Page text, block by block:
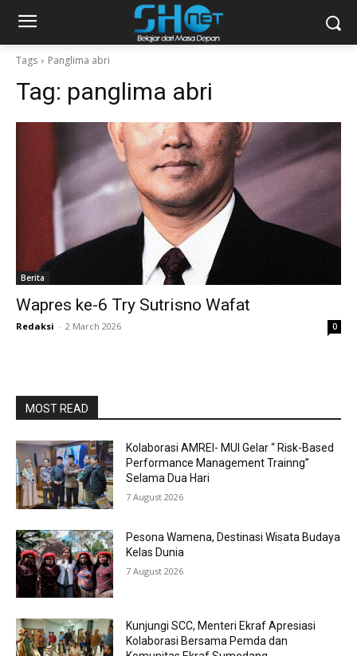
Tags Panglima abri
Tag: panglima abri
Berita
Wapres ke-6 Try Sutrisno Wafat
Redaksi - 2 March 2026 0
MOST READ
Kolaborasi AMREI- MUI Gelar “ Risk-Based
Performance Management Trainng”
Selama Dua Hari
7 August 2026
Pesona Wamena, Destinasi Wisata Budaya
Kelas Dunia
7 August 2026
Kunjungi SCC, Menteri Ekraf Apresiasi
Kolaborasi Bersama Pemda dan